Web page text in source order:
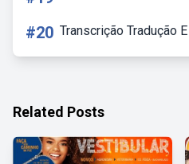
#20 Transcrição Tradução
Related Posts